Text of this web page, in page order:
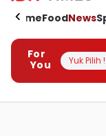
HomeFoodNews
For
You
Yuk Pilih !